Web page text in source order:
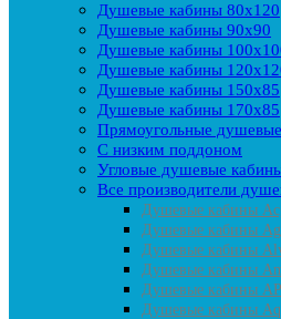
Душевые кабины 80x120
Душевые кабины 90х90
Душевые кабины
Душевые кабины
Душевые кабины 150x85
Душевые кабины 170x85
Прямоугольные
С низким поддоном
Угловые душевые
Все производители
Душевые кабины
Душевые кабины
Душевые кабины
Душевые кабины
Душевые кабины
Душевые кабины